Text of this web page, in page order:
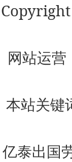
网站运营
本站关键
亿泰出国